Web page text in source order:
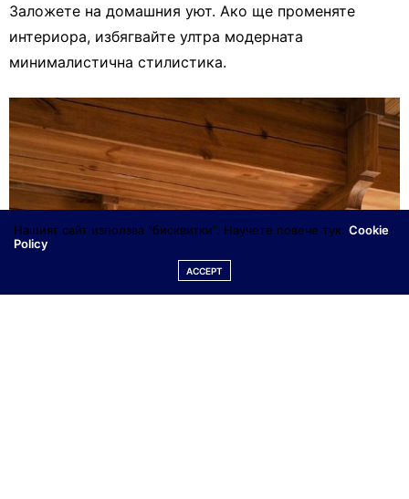
Заложете на домашния уют. Ако ще променяте
интериора, избягвайте ултра модерната
минималистична стилистика.
Нашият сайт използва "бисквитки". Научете повече тук: Cookie
Policy
ACCEPT